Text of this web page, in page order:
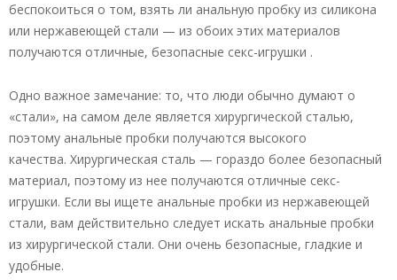
беспокоиться о том, взять ли анальную пробку из силикона
или нержавеющей стали — из обоих этих материалов
получаются отличные, безопасные секс-игрушки .
Одно важное замечание: то, что люди обычно думают о
«стали», на самом деле является хирургической сталью,
поэтому анальные пробки получаются высокого
качества. Хирургическая сталь — гораздо более безопасный
материал, поэтому из нее получаются отличные секс-
игрушки. Если вы ищете анальные пробки из нержавеющей
стали, вам действительно следует искать анальные пробки
из хирургической стали. Они очень безопасные, гладкие и
удобные.